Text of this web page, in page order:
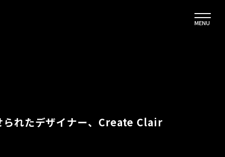
MENU
られたデザイナー、Create Clair